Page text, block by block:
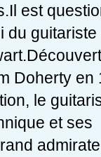
est
du
Doherty en
le
et ses